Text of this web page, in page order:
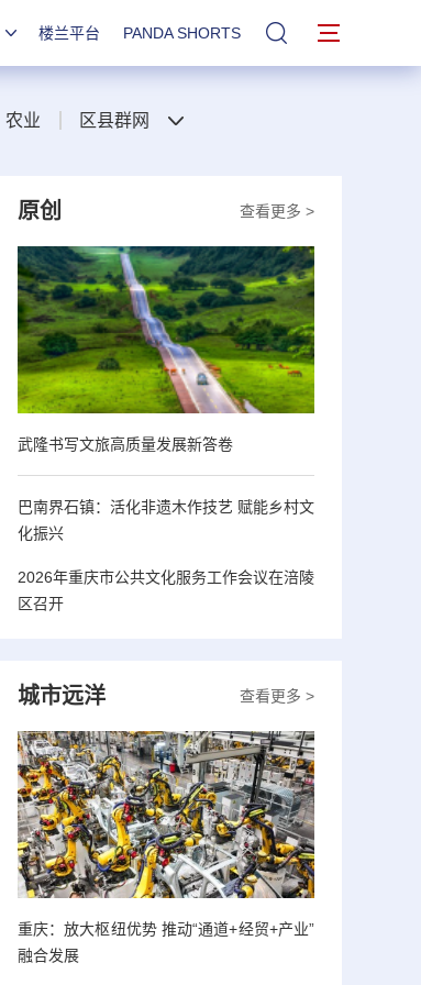
楼兰平台 PANDA SHORTS 站内搜索
农业 区县群网
查看更多 >
原创
武隆书写文旅高质量发展新答卷
巴南界石镇：活化非遗木作技艺 赋能乡村文
化振兴
2026年重庆市公共文化服务工作会议在涪陵
区召开
查看更多 >
城市远洋
重庆：放大枢纽优势 推动“通道+经贸+产业”
融合发展